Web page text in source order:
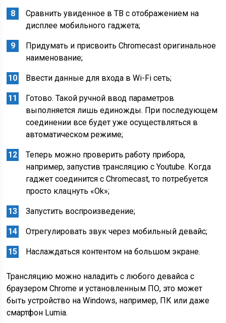
Сравнить увиденное в ТВ с отображением на
дисплее мобильного гаджета;
Придумать и присвоить Chromecast оригинальное
наименование;
Ввести данные для входа в Wi-Fi сеть;
Готово. Такой ручной ввод параметров
выполняется лишь единожды. При последующем
соединении все будет уже осуществляться в
автоматическом режиме;
Теперь можно проверить работу прибора,
например, запустив трансляцию с Youtube. Когда
гаджет соединится с Chromecast, то потребуется
просто клацнуть «Ok»;
Запустить воспроизведение;
Отрегулировать звук через мобильный девайс;
Наслаждаться контентом на большом экране.
Трансляцию можно наладить с любого девайса с
браузером Chrome и установленным ПО, это может
быть устройство на Windows, например, ПК или даже
смартфон Lumia.